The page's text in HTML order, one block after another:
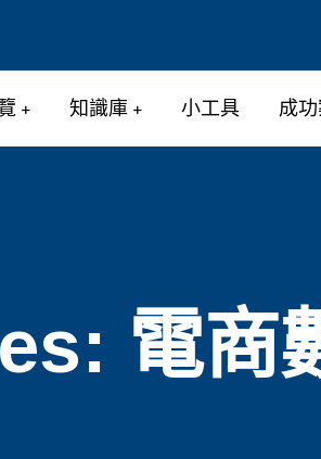
知識庫 小工具 成功
電商